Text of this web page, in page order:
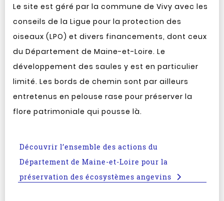
Le site est géré par la commune de Vivy avec les
conseils de la Ligue pour la protection des
oiseaux (LPO) et divers financements, dont ceux
du Département de Maine-et-Loire. Le
développement des saules y est en particulier
limité. Les bords de chemin sont par ailleurs
entretenus en pelouse rase pour préserver la
flore patrimoniale qui pousse là.
Découvrir l’ensemble des actions du
Département de Maine-et-Loire pour la
préservation des écosystèmes angevins